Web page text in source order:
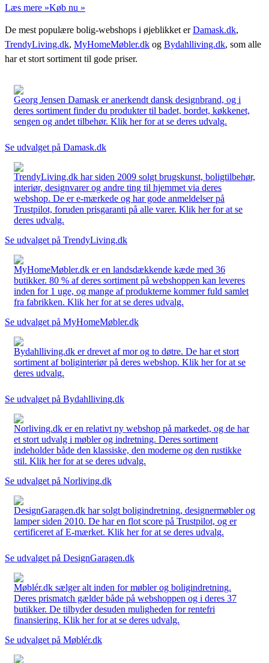
Læs mere »Køb nu »
De mest populære bolig-webshops i øjeblikket erDamask.dk,
TrendyLiving.dk, MyHomeMøbler.dk og Bydahlliving.dk, som alle
har et stort sortiment til gode priser.
Georg Jensen Damask er anerkendt dansk designbrand, og i
deres sortiment finder du produkter til badet, bordet, køkkenet,
sengen og andet tilbehør. Klik her for at se deres udvalg.
Se udvalget på Damask.dk
TrendyLiving.dk har siden 2009 solgt brugskunst, boligtilbehør,
interiør, designvarer og andre ting til hjemmet via deres
webshop. De er e-mærkede og har gode anmeldelser på
Trustpilot, foruden prisgaranti på alle varer. Klik her for at se
deres udvalg.
Se udvalget på TrendyLiving.dk
MyHomeMøbler.dk er en landsdækkende kæde med 36
butikker. 80 % af deres sortiment på webshoppen kan leveres
inden for 1 uge, og mange af produkterne kommer fuld samlet
fra fabrikken. Klik her for at se deres udvalg.
Se udvalget på MyHomeMøbler.dk
Bydahlliving.dk er drevet af mor og to døtre. De har et stort
sortiment af boliginteriør på deres webshop. Klik her for at se
deres udvalg.
Se udvalget på Bydahlliving.dk
Norliving.dk er en relativt ny webshop på markedet, og de har
et stort udvalg i møbler og indretning. Deres sortiment
indeholder både den klassiske, den moderne og den rustikke
stil. Klik her for at se deres udvalg.
Se udvalget på Norliving.dk
DesignGaragen.dk har solgt boligindretning, designermøbler og
lamper siden 2010. De har en flot score på Trustpilot, og er
certificeret af E-mærket. Klik her for at se deres udvalg.
Se udvalget på DesignGaragen.dk
Møblér.dk sælger alt inden for møbler og boligindretning.
Deres prismatch gælder både på webshoppen og i deres 37
butikker. De tilbyder desuden muligheden for rentefri
finansiering. Klik her for at se deres udvalg.
Se udvalget på Møblér.dk